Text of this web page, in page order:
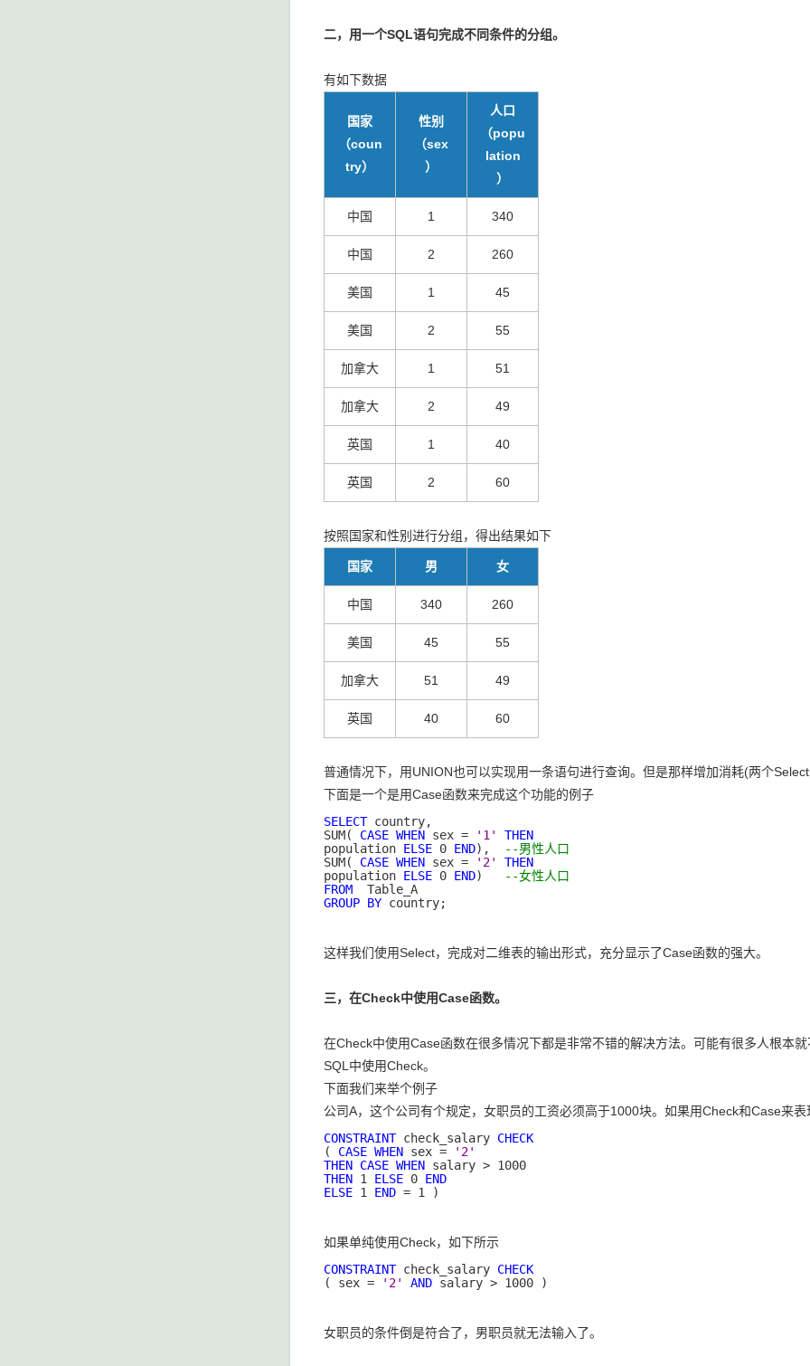
二，用一个SQL语句完成不同条件的分组。
有如下数据
国家
（coun
try）
性别
（sex
）
人口
（popu
lation
）
中国 1 340
中国 2 260
美国 1 45
美国 2 55
加拿大 1 51
加拿大 2 49
英国 1 40
英国 2 60
按照国家和性别进行分组，得出结果如下
国家 男 女
中国 340 260
美国 45 55
加拿大 51 49
英国 40 60
普通情况下，用UNION也可以实现用一条语句进行查询。但是那样增加消耗(两个
下面是一个是用Case函数来完成这个功能的例子
SELECT country,
SUM( CASE WHEN sex = '1'
THEN
population ELSE 0 END),
--男性人口
SUM( CASE WHEN sex = '2'
THEN
population ELSE 0 END)
--女性人口
FROM
GROUP BY country;
这样我们使用Select，完成对二维表的输出形式，充分显示了Case函数的强大。
三，在Check中使用Case函数。
在Check中使用Case函数在很多情况下都是非常不错的解决方法。可能有很多人根本
SQL中使用Check。
下面我们来举个例子
公司A，这个公司有个规定，女职员的工资必须高于1000块。如果用Check和Case来
CONSTRAINT check_salary CHECK
( CASE WHEN sex =
'2'
THEN CASE WHEN
THEN 1 ELSE 0 END
ELSE 1 END = 1 )
如果单纯使用Check，如下所示
CONSTRAINT check_salary CHECK
( sex =
'2' AND salary > 1000 )
女职员的条件倒是符合了，男职员就无法输入了。